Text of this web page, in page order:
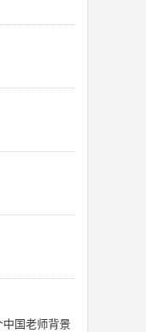
国老师背景